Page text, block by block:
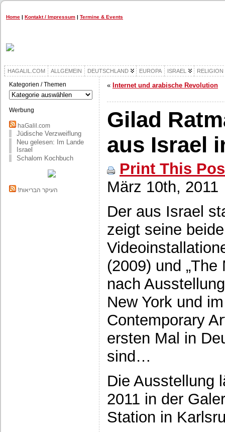
Home | Kontakt / Impressum | Termine & Events
HAGALIL.COM ALLGEMEIN DEUTSCHLAND EUROPA ISRAEL RELIGION
Kategorien / Themen
Kategorien
/
Themen
Werbung
haGalil.com
Jüdische Verzweiflung
Neu gelesen: Im Lande
Israel
Schalom Kochbuch
!העיקר הבריאות
« Internet und arabische Revolution
Gilad
aus Israel
Print This
März 10th, 2011
Der aus Israel
zeigt seine
(2009) und
nach
New York und
Contemporary
ersten Mal in
sind…
Die Ausstellung
2011 in der
Station in